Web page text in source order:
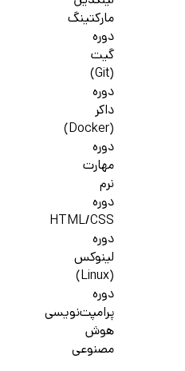
مارکتینگ
دوره
گیت
(Git)
دوره
داکر
(Docker)
دوره
مهارت
نرم
دوره
HTML/CSS
دوره
لینوکس
(Linux)
دوره
پرامپت‌نویسی
هوش
مصنوعی